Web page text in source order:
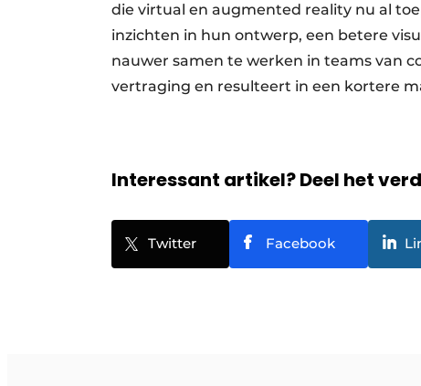
die virtual en augmented reality nu al
inzichten in hun ontwerp, een betere
nauwer samen te werken in teams van
vertraging en resulteert in een kortere
Interessant artikel? Deel het
Twitter Facebook